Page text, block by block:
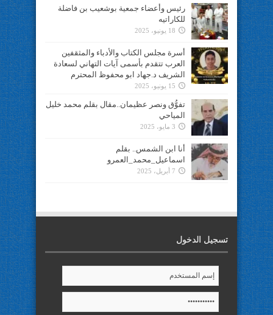
رئيس وأعضاء جمعية بوشعيب بن فاضلة
للكاراتيه
18 يونيو، 2025
أسرة مجلس الكتاب والأدباء والمثقفين
العرب تتقدم بأسمى آيات التهاني لسعادة
الشريف د.جهاد ابو محفوظ المحترم
15 يونيو، 2025
تفوُّق ونصر عظيمان..مقال بقلم محمد خليل
المياحي
3 مايو، 2025
أنا ابن الشمس.. بقلم
اسماعيل_محمد_العمرو
7 أبريل، 2025
تسجيل الدخول